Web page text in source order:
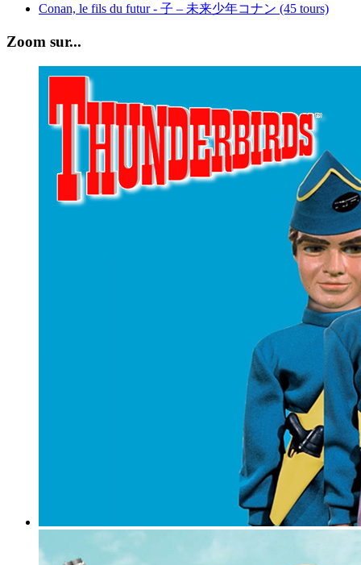
Conan, le fils du futur - 子 – 未来少年コナン (45 tours)
Zoom sur...